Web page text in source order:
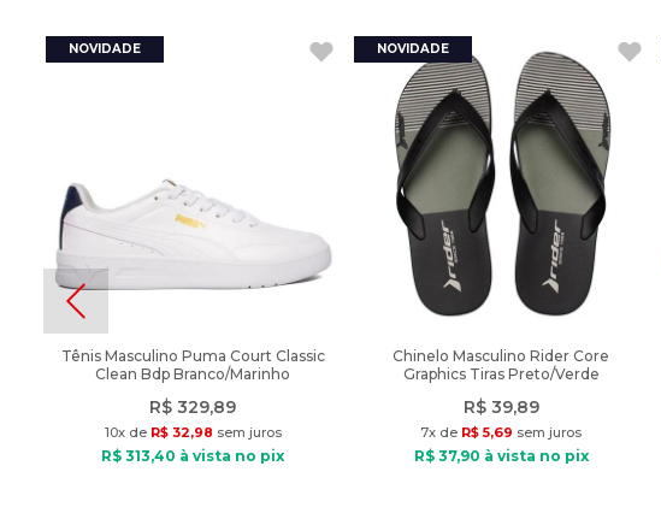
Tênis Masculino Puma Court Classic
Clean Bdp Branco/Marinho
R$ 329,89
10x de R$ 32,98 sem juros
R$ 313,40 à vista no pix
Chinelo Masculino Rider Core
Graphics Tiras Preto/Verde
R$ 39,89
7x de R$ 5,69 sem juros
R$ 37,90 à vista no pix